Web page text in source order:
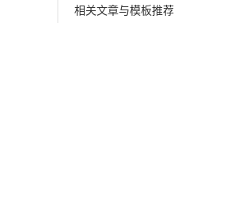
相关文章与模板推荐